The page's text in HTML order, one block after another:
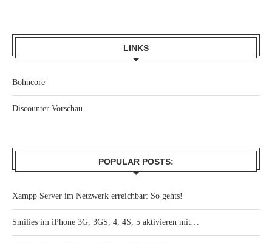
LINKS
Bohncore
Discounter Vorschau
POPULAR POSTS:
Xampp Server im Netzwerk erreichbar: So gehts!
Smilies im iPhone 3G, 3GS, 4, 4S, 5 aktivieren mit…